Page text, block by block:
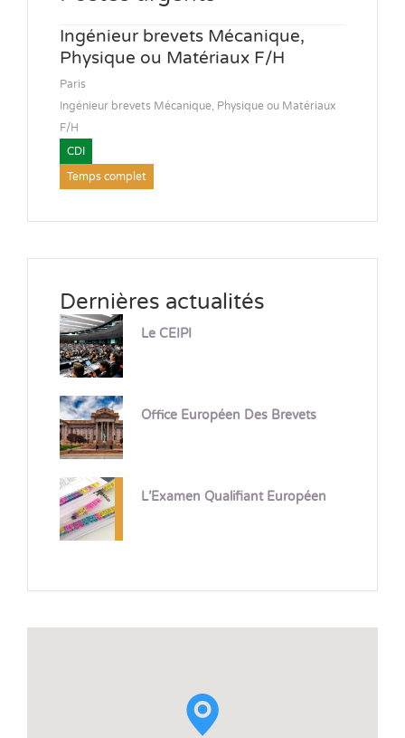
Ingénieur brevets Mécanique,
Physique ou Matériaux F/H
Paris
Ingénieur brevets Mécanique, Physique ou Matériaux
F/H
CDI
Temps complet
Dernières actualités
Le CEIPI
Office Européen Des Brevets
L’Examen Qualifiant Européen